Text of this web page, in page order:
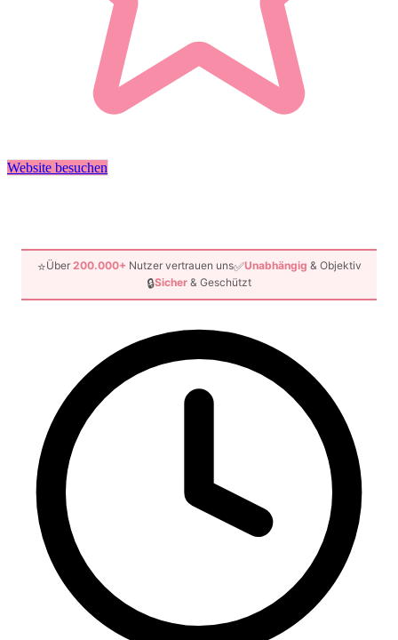
Website besuchen
⭐Über 200.000+ Nutzer vertrauen uns✅Unabhängig & Objektiv
🔒Sicher & Geschützt